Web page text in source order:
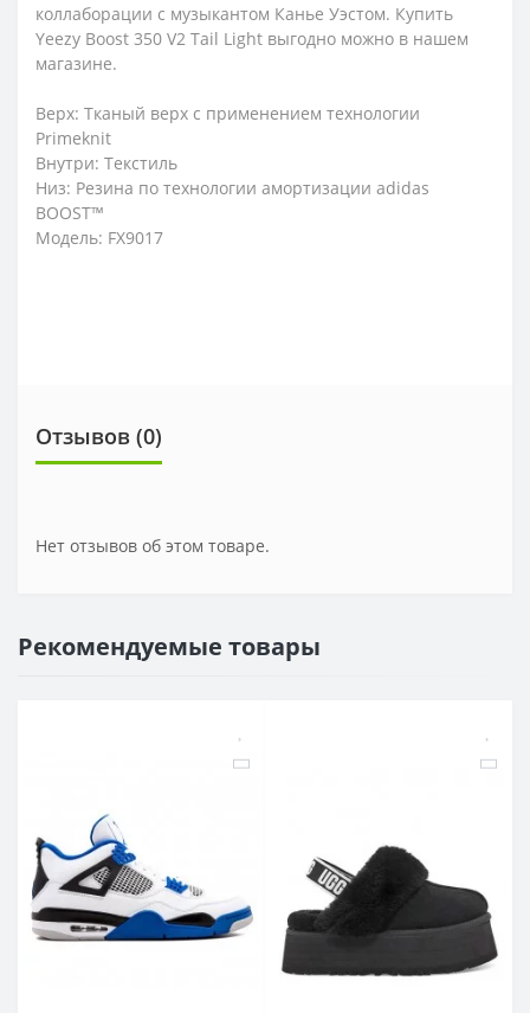
коллаборации с музыкантом Канье Уэстом. Купить
Yееzy Boost 350 V2 Tail Light выгодно можно в нашем
магазине.
Верх: Тканый верх с применением технологии
Primeknit
Внутри: Текстиль
Низ: Резина по технологии амортизации adidas
BOOST™
Модель: FX9017
Отзывов (0)
Нет отзывов об этом товаре.
Рекомендуемые товары